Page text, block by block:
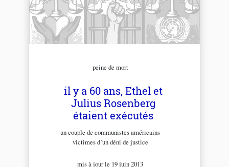
peine de mort
il y a 60 ans, Ethel et
Julius Rosenberg
étaient exécutés
un couple de communistes américains
victimes d’un déni de justice
mis à jour le 19 juin 2013